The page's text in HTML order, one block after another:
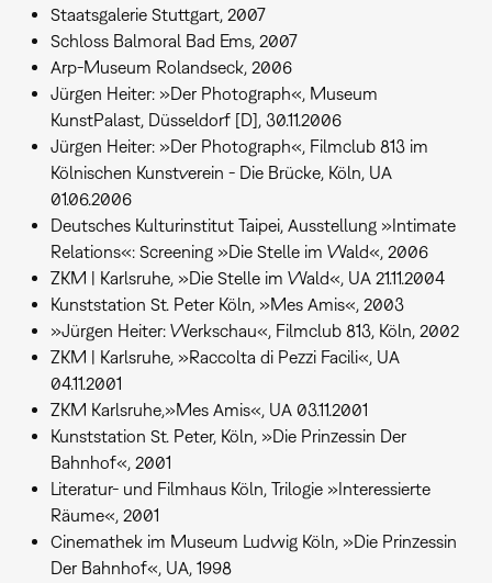
Staatsgalerie Stuttgart, 2007
Schloss Balmoral Bad Ems, 2007
Arp-Museum Rolandseck, 2006
Jürgen Heiter: »Der Photograph«, Museum
KunstPalast, Düsseldorf [D], 30.11.2006
Jürgen Heiter: »Der Photograph«, Filmclub 813 im
Kölnischen Kunstverein - Die Brücke, Köln, UA
01.06.2006
Deutsches Kulturinstitut Taipei, Ausstellung »Intimate
Relations«: Screening »Die Stelle im Wald«, 2006
ZKM | Karlsruhe, »Die Stelle im Wald«, UA 21.11.2004
Kunststation St. Peter Köln, »Mes Amis«, 2003
»Jürgen Heiter: Werkschau«, Filmclub 813, Köln, 2002
ZKM | Karlsruhe, »Raccolta di Pezzi Facili«, UA
04.11.2001
ZKM Karlsruhe,»Mes Amis«, UA 03.11.2001
Kunststation St. Peter, Köln, »Die Prinzessin Der
Bahnhof«, 2001
Literatur- und Filmhaus Köln, Trilogie »Interessierte
Räume«, 2001
Cinemathek im Museum Ludwig Köln, »Die Prinzessin
Der Bahnhof«, UA, 1998